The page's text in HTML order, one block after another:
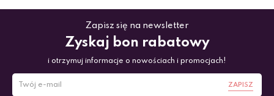
Zapisz się na newsletter
Zyskaj bon rabatowy
i otrzymuj informacje o nowościach i promocjach!
ZAPISZ